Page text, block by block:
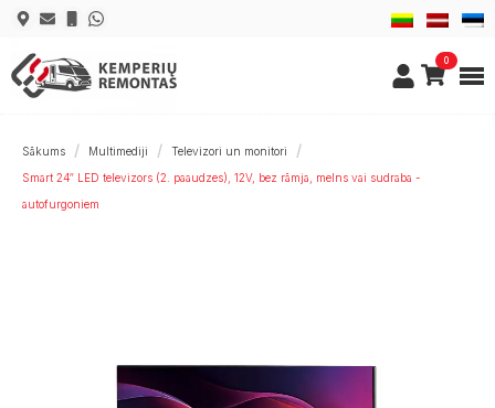
0
Sākums Multimediji
Televizori un monitori
Smart 24″ LED televizors (2. paaudzes), 12V, bez rāmja, melns vai sudraba -
autofurgoniem